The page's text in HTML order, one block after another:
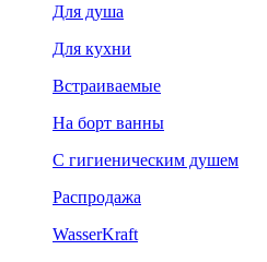
Для душа
Для кухни
Встраиваемые
На борт ванны
C гигиеническим душем
Распродажа
WasserKraft